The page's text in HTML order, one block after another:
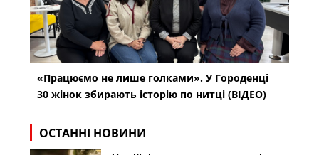
«Працюємо не лише голками». У Городенці
30 жінок збирають історію по нитці (ВІДЕО)
ОСТАННІ НОВИНИ